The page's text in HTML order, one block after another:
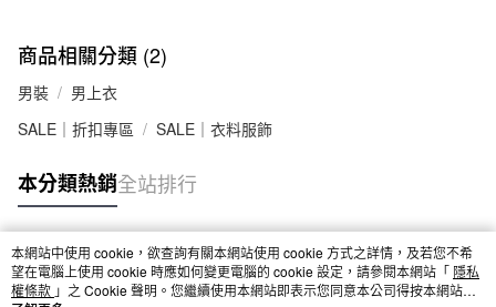
商品相關分類 (2)
男裝
男上衣
SALE｜折扣專區
SALE｜衣料服飾
本分類熱銷全站排行
熱門標籤
本網站中使用 cookie，欲查詢有關本網站使用 cookie 方式之詳情，及若您不希
望在電腦上使用 cookie 時應如何變更電腦的 cookie 設定，請參閱本網站「 隱私
權條款 」之 Cookie 聲明。您繼續使用本網站即表示您同意本公司得按本網站使